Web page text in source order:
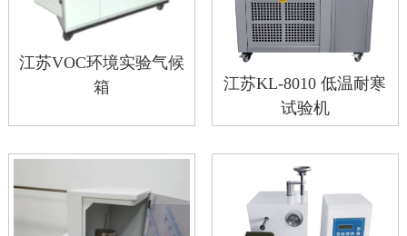
江苏VOC环境实验气候
箱
江苏KL-8010 低温耐寒
试验机